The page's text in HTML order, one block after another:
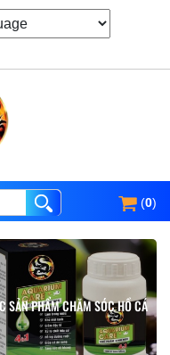
(0)
SẢN PHẨM CHĂM SÓC HỒ CÁ